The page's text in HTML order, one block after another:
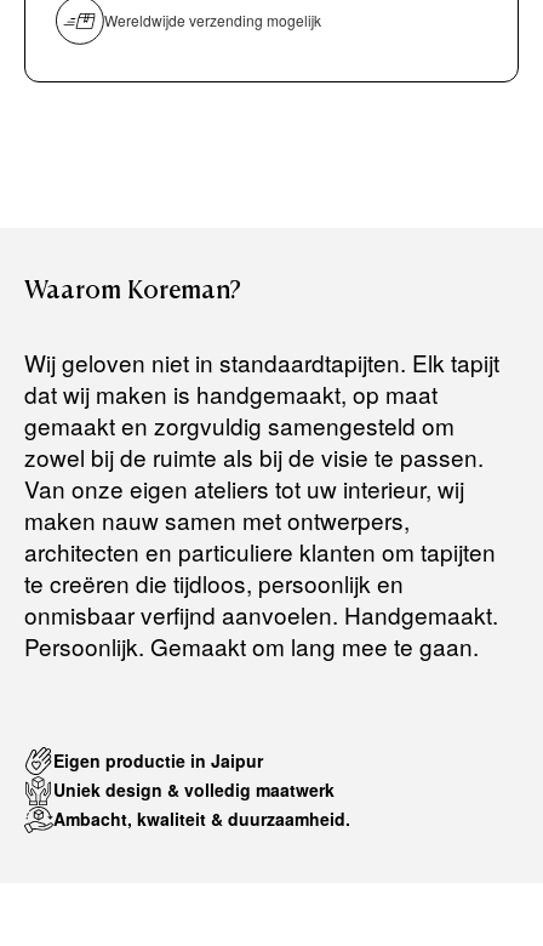
overmaken)
Bancontact / Mister Cash
aankoopbedrag zo snel mogelijk terug, maar uiterlijkbinnen 14
dagen na herroeping .
Voor meer informatie kunt u terecht op:
Terugbetalingsbeleid
Wereldwijde verzending mogelijk
Waarom Koreman?
Wij geloven niet in standaardtapijten. Elk tapijt
dat wij maken is handgemaakt, op maat
gemaakt en zorgvuldig samengesteld om
zowel bij de ruimte als bij de visie te passen.
Van onze eigen ateliers tot uw interieur, wij
maken nauw samen met ontwerpers,
architecten en particuliere klanten om tapijten
te creëren die tijdloos, persoonlijk en
onmisbaar verfijnd aanvoelen. Handgemaakt.
Persoonlijk. Gemaakt om lang mee te gaan.
Eigen productie in Jaipur
Uniek design & volledig maatwerk
Ambacht, kwaliteit & duurzaamheid.